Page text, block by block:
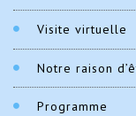
Visite virtuelle
Notre raison
Programme